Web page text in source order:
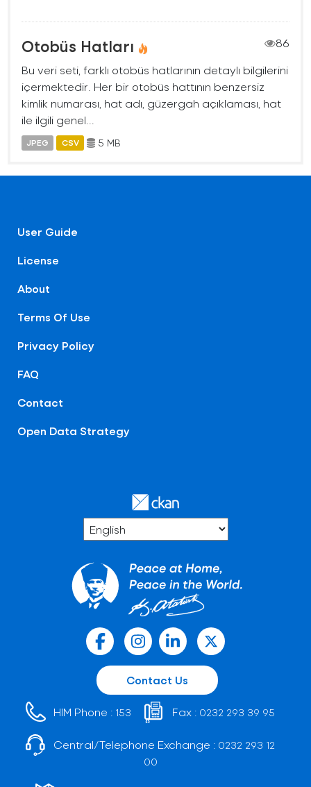
Otobüs Hatları
86
Bu veri seti, farklı otobüs hatlarının detaylı bilgilerini
içermektedir. Her bir otobüs hattının benzersiz
kimlik numarası, hat adı, güzergah açıklaması, hat
ile ilgili genel...
JPEG CSV 5 MB
User Guide
License
About
Terms Of Use
Privacy Policy
FAQ
Contact
Open Data Strategy
Contact Us
HIM Phone : 153 Fax : 0232 293 39 95
Central/Telephone Exchange : 0232 293 12
00